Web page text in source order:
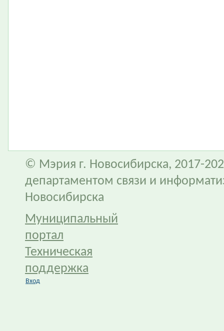
© Мэрия г. Новосибирска, 2017-
департаментом связи и
Новосибирска
Муниципальный
портал
Техническая
поддержка
Вход